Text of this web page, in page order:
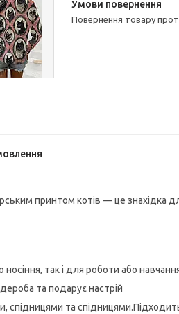
повернення товару
принтом котів — це знахідка
так і для роботи або
та подарує настрій
та